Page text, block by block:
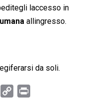
laccesso in
allingresso.
da soli.